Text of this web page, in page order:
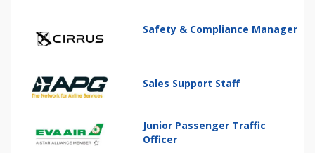
Safety & Compliance Manager
Sales Support Staff
Junior Passenger Traffic
Officer